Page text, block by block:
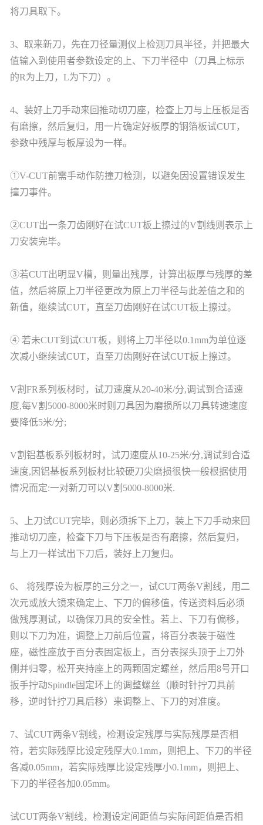
将刀具取下。
3、取来新刀，先在刀径量测仪上检测刀具半径，并把最大
值输入到使用者参数设定的上、下刀半径中（刀具上标示
的R为上刀，L为下刀）。
4、装好上刀手动来回推动切刀座，检查上刀与上压板是否
有磨擦，然后复归，用一片确定好板厚的铜箔板试CUT，
参数中残厚与板厚设为一样。
①V-CUT前需手动作防撞刀检测，以避免因设置错误发生
撞刀事件。
②CUT出一条刀齿刚好在试CUT板上擦过的V割线则表示上
刀安装完毕。
③若CUT出明显V槽，则量出残厚，计算出板厚与残厚的差
值，然后将原上刀半径更改为原上刀半径与此差值之和的
新值，继续试CUT，直至刀齿刚好在试CUT板上擦过。
④ 若未CUT到试CUT板，则将上刀半径以0.1mm为单位逐
次减小继续试CUT，直至刀齿刚好在试CUT板上擦过。
V割FR系列板材时，试刀速度从20-40米/分,调试到合适速
度,每V割5000-8000米时则刀具因为磨损所以刀具转速速度
要降低5米/分;
V割铝基板系列板材时，试刀速度从10-25米/分,调试到合适
速度,因铝基板系列板材比较硬刀尖磨损很快一般根据使用
情况而定:一对新刀可以V割5000-8000米.
5、上刀试CUT完毕，则必须拆下上刀，装上下刀手动来回
推动切刀座，检查下刀与下压板是否有磨擦，然后复归，
与上刀一样试出下刀后，装好上刀复归。
6、 将残厚设为板厚的三分之一，试CUT两条V割线，用二
次元或放大镜来确定上、下刀的偏移值，传送资料后必须
做残厚测试，以确保刀具的安全性。若上、下刀有偏移，
则以下刀为准，调整上刀前后位置，将百分表装于磁性
座，磁性座放于百分表固定板上，百分表探头顶于上刀外
侧并归零，松开夹持座上的两颗固定螺丝，然后用8号开口
扳手拧动Spindle固定环上的调整螺丝（顺时针拧刀具前
移，逆时针拧刀具后移）来调整上、下刀的对准度。
7、试CUT两条V割线，检测设定残厚与实际残厚是否相
符，若实际残厚比设定残厚大0.1mm，则把上、下刀的半径
各减0.05mm，若实际残厚比设定残厚小0.1mm，则把上、
下刀的半径各加0.05mm。
试CUT两条V割线，检测设定间距值与实际间距值是否相